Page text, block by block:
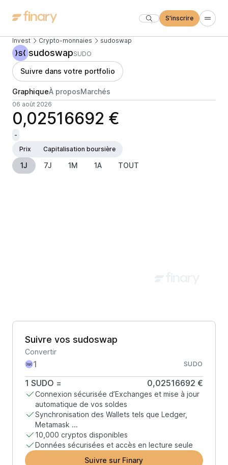
S'inscrire
Invest Crypto-monnaies sudoswap
sudoswapSUDO
Suivre dans votre portfolio
GraphiqueÀ proposMarchés
06 août 2026
0,02516692 €
-
Prix
Capitalisation boursière
1J 7J 1M 1A TOUT
Suivre vos sudoswap
Convertir
SUDO
1 SUDO = 0,02516692 €
Connexion sécurisée d’Exchanges et mise à jour
automatique de vos soldes
Synchronisation des Wallets tels que Ledger,
Metamask ...
10,000 cryptos disponibles
Données sécurisées et accès en lecture seule
Suivre sur Finary